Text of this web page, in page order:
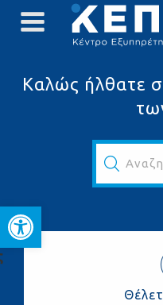
Ανοίξτε τη
Καλώς ήλθατε